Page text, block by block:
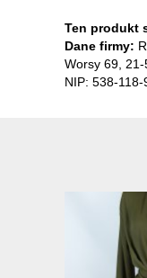
Ten produkt
Dane firmy:
Worsy 69,
NIP: 538-118-